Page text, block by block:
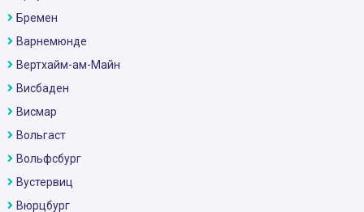
Бремен
Варнемюнде
Вертхайм-ам-Майн
Висбаден
Висмар
Вольгаст
Вольфсбург
Вустервиц
Вюрцбург